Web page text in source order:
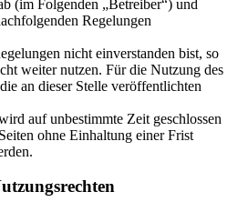
(im Folgenden „Betreiber“) und
Regelungen
nicht einverstanden bist, so
weiter nutzen. Für die Nutzung des
an dieser Stelle veröffentlichten
auf unbestimmte Zeit geschlossen
ohne Einhaltung einer Frist